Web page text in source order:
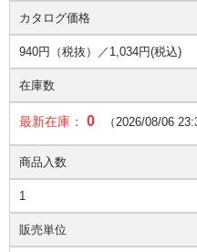
カタログ価格
940円（税抜）／ 1,034円(税込)
在庫数
最新在庫： 0 （2026/08/06
商品入数
1
販売単位